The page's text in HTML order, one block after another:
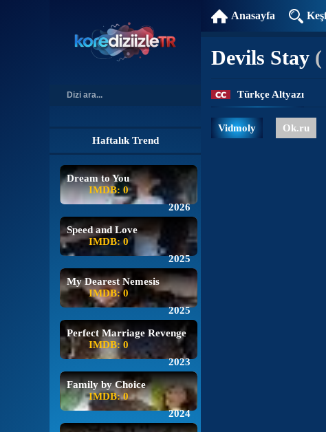
Haftalık Trend
Dream to You
IMDB: 0
2026
Speed and Love
IMDB: 0
2025
My Dearest Nemesis
IMDB: 0
2025
Perfect Marriage Revenge
IMDB: 0
2023
Family by Choice
IMDB: 0
2024
Anasayfa
Devils Stay (
Türkçe Altyazı
Vidmoly Ok.ru